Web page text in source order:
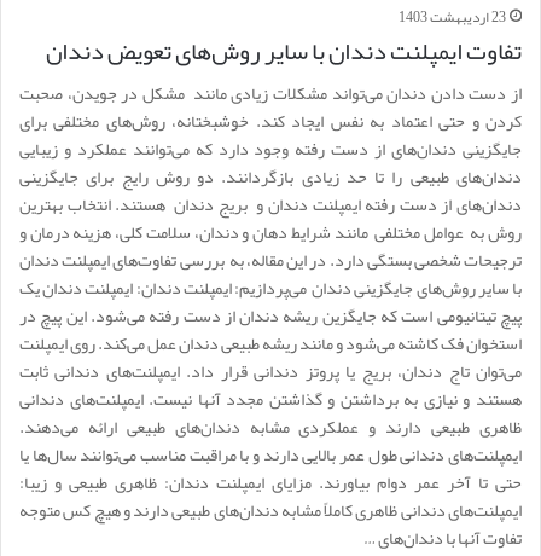
23 اردیبهشت 1403
تفاوت ایمپلنت دندان با سایر روش‌های تعویض دندان
از دست دادن دندان می‌تواند مشکلات زیادی مانند مشکل در جویدن، صحبت
کردن و حتی اعتماد به نفس ایجاد کند. خوشبختانه، روش‌های مختلفی برای
جایگزینی دندان‌های از دست رفته وجود دارد که می‌توانند عملکرد و زیبایی
دندان‌های طبیعی را تا حد زیادی بازگردانند. دو روش رایج برای جایگزینی
دندان‌های از دست رفته ایمپلنت دندان و بریج دندان هستند. انتخاب بهترین
روش به عوامل مختلفی مانند شرایط دهان و دندان، سلامت کلی، هزینه درمان و
ترجیحات شخصی بستگی دارد. در این مقاله، به بررسی تفاوت‌های ایمپلنت دندان
با سایر روش‌های جایگزینی دندان می‌پردازیم: ایمپلنت دندان: ایمپلنت دندان یک
پیچ تیتانیومی است که جایگزین ریشه دندان از دست رفته می‌شود. این پیچ در
استخوان فک کاشته می‌شود و مانند ریشه طبیعی دندان عمل می‌کند. روی ایمپلنت
می‌توان تاج دندان، بریج یا پروتز دندانی قرار داد. ایمپلنت‌های دندانی ثابت
هستند و نیازی به برداشتن و گذاشتن مجدد آنها نیست. ایمپلنت‌های دندانی
ظاهری طبیعی دارند و عملکردی مشابه دندان‌های طبیعی ارائه می‌دهند.
ایمپلنت‌های دندانی طول عمر بالایی دارند و با مراقبت مناسب می‌توانند سال‌ها یا
حتی تا آخر عمر دوام بیاورند. مزایای ایمپلنت دندان: ظاهری طبیعی و زیبا:
ایمپلنت‌های دندانی ظاهری کاملاً مشابه دندان‌های طبیعی دارند و هیچ کس متوجه
تفاوت آنها با دندان‌های …